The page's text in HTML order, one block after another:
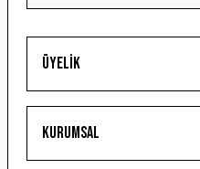
Üyelik
Kurumsal